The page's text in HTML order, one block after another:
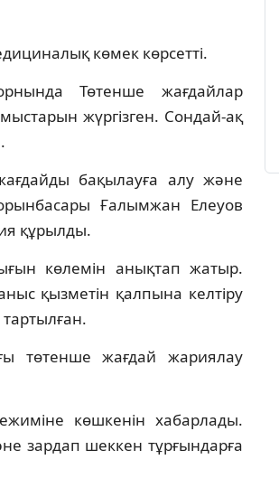
көмек көрсетті.
Төтенше жағдайлар
жүргізген. Сондай-ақ
бақылауға алу және
Ғалымжан Елеуов
құрылды.
көлемін анықтап жатыр.
қызметін қалпына келтіру
төтенше жағдай жариялау
көшкенін хабарлады.
зардап шеккен тұрғындарға